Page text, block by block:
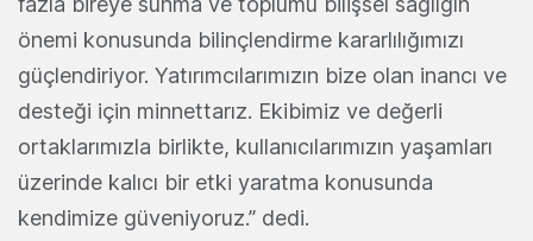
önemi konusunda bilinçlendirme kararlılığımızı
güçlendiriyor. Yatırımcılarımızın bize olan inancı ve
desteği için minnettarız. Ekibimiz ve değerli
ortaklarımızla birlikte, kullanıcılarımızın yaşamları
üzerinde kalıcı bir etki yaratma konusunda
kendimize güveniyoruz.” dedi.